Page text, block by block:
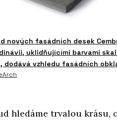
nových fasádních desek
uklidňujícími barvami
dodává vzhledu fasádních
hledáme trvalou krásu,